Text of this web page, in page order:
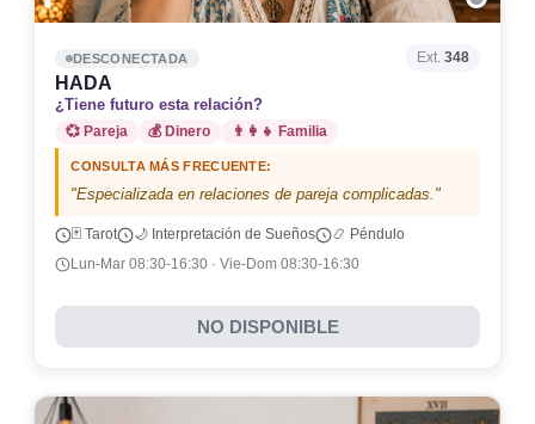
DESCONECTADA
HADA
¿Tiene futuro esta relación?
Ext. 348
💞 Pareja 💰 Dinero 👨‍👩‍👧 Familia
CONSULTA MÁS FRECUENTE:
"Especializada en relaciones de pareja complicadas."
🃏 Tarot 🌙 Interpretación de Sueños
📿 Péndulo
Lun-Mar 08:30-16:30 · Vie-Dom 08:30-16:30
NO DISPONIBLE